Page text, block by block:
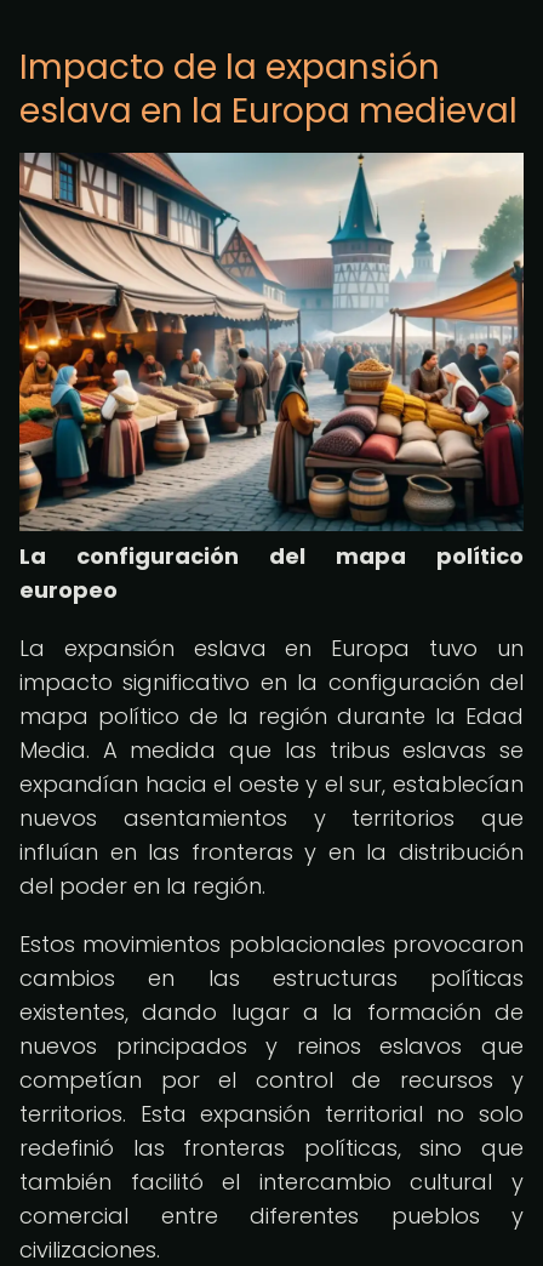
Impacto de la expansión
eslava en la Europa medieval
La configuración del mapa político
europeo
La expansión eslava en Europa tuvo un
impacto significativo en la configuración del
mapa político de la región durante la Edad
Media. A medida que las tribus eslavas se
expandían hacia el oeste y el sur, establecían
nuevos asentamientos y territorios que
influían en las fronteras y en la distribución
del poder en la región.
Estos movimientos poblacionales provocaron
cambios en las estructuras políticas
existentes, dando lugar a la formación de
nuevos principados y reinos eslavos que
competían por el control de recursos y
territorios. Esta expansión territorial no solo
redefinió las fronteras políticas, sino que
también facilitó el intercambio cultural y
comercial entre diferentes pueblos y
civilizaciones.